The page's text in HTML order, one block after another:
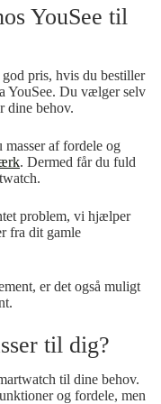
YouSee til
pris, hvis du bestiller
YouSee. Du vælger selv
dine behov.
af fordele og
. Dermed får du fuld
problem, vi hjælper
fra dit gamle
er det også muligt
til dig?
til dine behov.
og fordele, men